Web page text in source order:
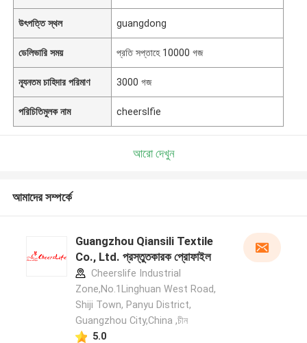
উৎপত্তি স্থল guangdong
ডেলিভারি সময় প্রতি সপ্তাহে 10000 গজ
ন্যূনতম চাহিদার পরিমাণ 3000 গজ
পরিচিতিমুলক নাম cheerslfie
আরো দেখুন
আমাদের সম্পর্কে
Guangzhou Qiansili Textile
Co., Ltd. প্রস্তুতকারক প্রোফাইল
Cheerslife Industrial
Zone,No.1Linghuan West Road,
Shiji Town, Panyu District,
Guangzhou City,China ,চীন
5.0